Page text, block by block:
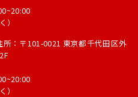
）
所：〒101-0021 東京都千代田区外
）